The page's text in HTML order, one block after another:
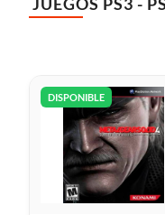
DISPONIBLE